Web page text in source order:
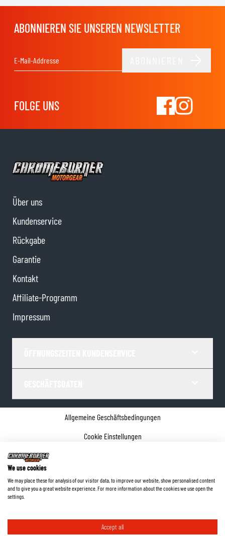
ABONNIEREN SIE UNSEREN NEWSLETTER
FOLGE UNS
Über uns
Kundenservice
Rückgabe
Garantie
Kontakt
Affiliate-Programm
Impressum
Allgemeine Geschäftsbedingungen
Cookie Einstellungen
©2026ChromeBurner - Alle Rechte vorbehalten.
We use cookies
We may place these for analysis of our visitor data, to improve our website, show personalised content
and to give you a great website experience. For more information about the cookies we use open the
settings.
Accept all